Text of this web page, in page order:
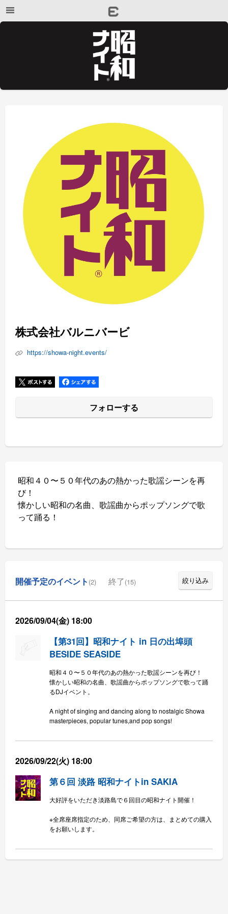
株式会社バルニバービ
https://showa-night.events/
フォローする
昭和４０〜５０年代のあの熱かった歌謡シーンを再
び！
懐かしい昭和の名曲、歌謡曲からポップソングで歌
って踊る！
開催予定のイベント (2) 終了(15) 絞り込み
2026/09/04(金) 18:00
【第31回】昭和ナイト in 日の出埠頭
BESIDE SEASIDE
昭和４０〜５０年代のあの熱かった歌謡シーンを再び！
懐かしい昭和の名曲、歌謡曲からポップソングで歌って踊
るDJイベント。
A night of singing and dancing along to nostalgic Showa
masterpieces, popular tunes,and pop songs!
2026/09/22(火) 18:00
第６回 淡路 昭和ナイトin SAKIA
大好評をいただき淡路島で６回目の昭和ナイト開催！
※全席座席指定のため、同席ご希望の方は、まとめての購入
をお願いします。